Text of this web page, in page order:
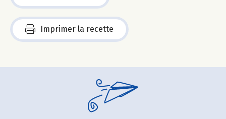
Imprimer la recette